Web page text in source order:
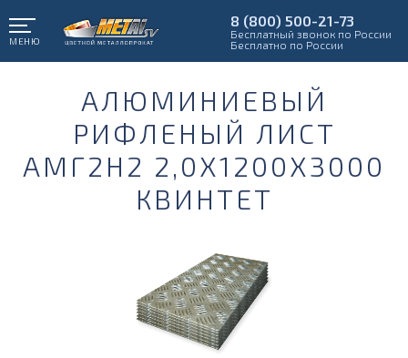
МЕНЮ
8 (800) 500-21-73
Бесплатный звонок по России
Бесплатно по России
АЛЮМИНИЕВЫЙ
РИФЛЕНЫЙ ЛИСТ
АМГ2Н2 2,0Х1200Х3000
КВИНТЕТ